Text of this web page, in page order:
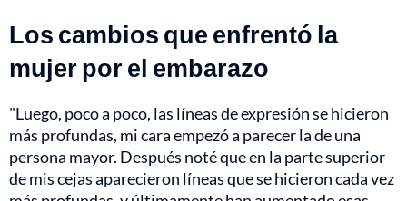
Los cambios que enfrentó la
mujer por el embarazo
"Luego, poco a poco, las líneas de expresión se hicieron
más profundas, mi cara empezó a parecer la de una
persona mayor. Después noté que en la parte superior
de mis cejas aparecieron líneas que se hicieron cada vez